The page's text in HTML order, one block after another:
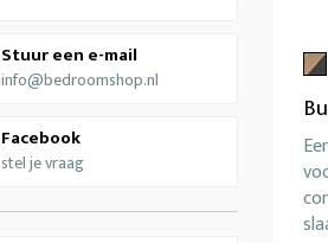
Stuur een e-mail
info@bedroomshop.nl
Facebook
stel je vraag